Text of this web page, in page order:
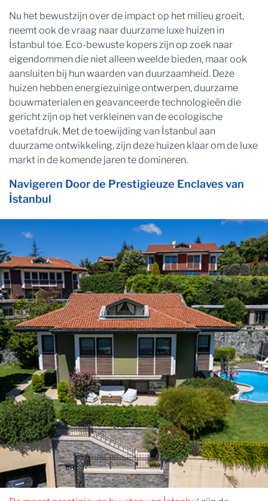
Nu het bewustzijn over de impact op het milieu groeit,
neemt ook de vraag naar duurzame luxe huizen in
İstanbul toe. Eco-bewuste kopers zijn op zoek naar
eigendommen die niet alleen weelde bieden, maar ook
aansluiten bij hun waarden van duurzaamheid. Deze
huizen hebben energiezuinige ontwerpen, duurzame
bouwmaterialen en geavanceerde technologieën die
gericht zijn op het verkleinen van de ecologische
voetafdruk. Met de toewijding van İstanbul aan
duurzame ontwikkeling, zijn deze huizen klaar om de luxe
markt in de komende jaren te domineren.
Navigeren Door de Prestigieuze Enclaves van
İstanbul